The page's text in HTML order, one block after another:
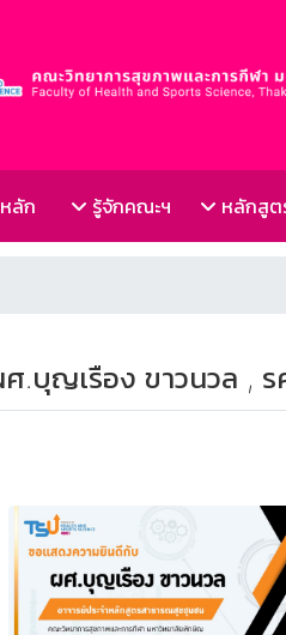
ลัก รู้จักคณะฯ หลักสูต
.บุญเรือง ขาวนวล ,